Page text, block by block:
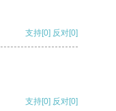
支持[0] 反对[0]
支持[0] 反对[0]